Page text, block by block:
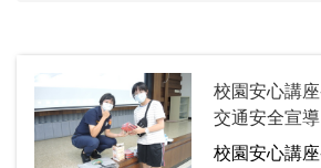
校園安心講
交通安全宣導
校園安心講